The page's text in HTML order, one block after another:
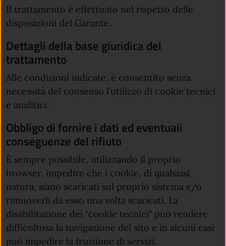
Il trattamento è effettuato nel rispetto delle
disposizioni del Garante.
Dettagli della base giuridica del
trattamento
Alle condizioni indicate, è consentito senza
necessità del consenso l’utilizzo di cookie tecnici
e analitici.
Obbligo di fornire i dati ed eventuali
conseguenze del rifiuto
È sempre possibile, utilizzando il proprio
browser, impedire che i cookie, di qualsiasi
natura, siano scaricati sul proprio sistema e/o
rimuoverli da esso una volta scaricati. La
disabilitazione dei "cookie tecnici" può rendere
difficoltosa la navigazione del sito e in alcuni casi
può impedire la fruizione di servizi.